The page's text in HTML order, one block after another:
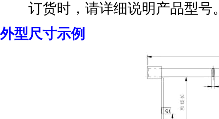
订货时，请详细说明产品型号
外型尺寸示例